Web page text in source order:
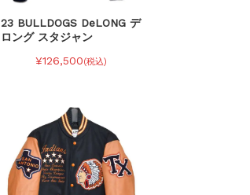
23 BULLDOGS DeLONG デ
ロング スタジャン
¥126,500(税込)